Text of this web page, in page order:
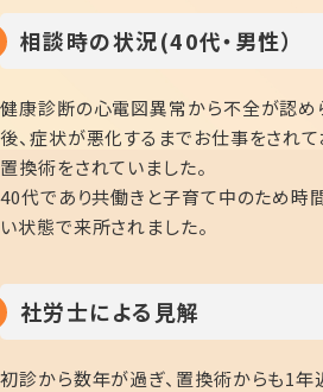
相談時の状況(40代・男性）
健康診断の心電図異常から不全が認め
後、症状が悪化するまでお仕事をされて
置換術をされていました。
40代であり共働きと子育て中のため時
い状態で来所されました。
社労士による見解
初診から数年が過ぎ、置換術からも1年